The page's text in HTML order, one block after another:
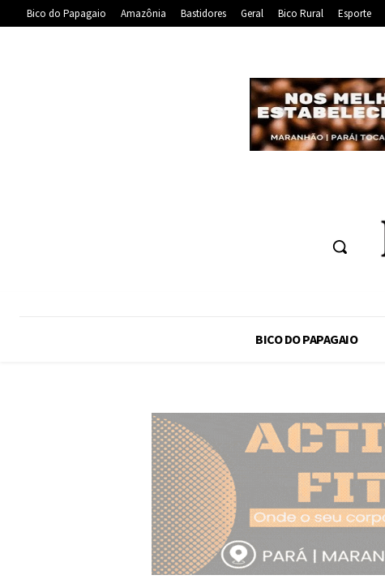
Bico do Papagaio Amazônia Bastidores Geral Bico Rural Esporte
BICO DO PAPAGAIO